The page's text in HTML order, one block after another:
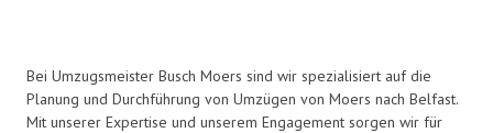
Bei Umzugsmeister Busch Moers sind wir spezialisiert auf die
Planung und Durchführung von Umzügen von Moers nach Belfast.
Mit unserer Expertise und unserem Engagement sorgen wir für